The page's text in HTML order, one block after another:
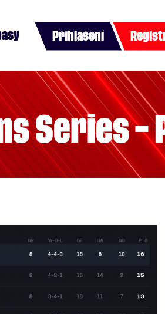
Přihlášení
Series –